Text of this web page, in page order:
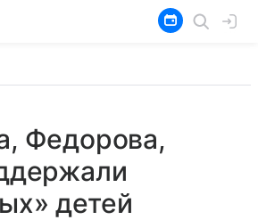
Федорова,
детей